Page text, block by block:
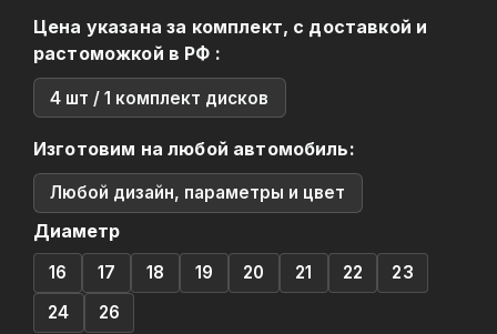
Цена указана за комплект, с доставкой и
растоможкой в РФ :
4 шт / 1 комплект дисков
Изготовим на любой автомобиль:
Любой дизайн, параметры и цвет
Диаметр
16 17 18 19 20 21 22
23
24
26